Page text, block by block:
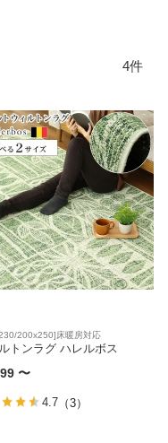
ウィルトンラ
4
200x250]床暖房対応
トンラグ ハレルボス
〜
4.7 （3）